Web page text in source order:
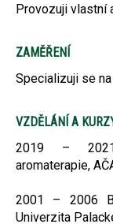
Provozuji vlastní
ZAMĚŘENÍ
Specializuji se
VZDĚLÁNÍ A
2019 – 2021
aromaterapie,
2001 – 2006
Univerzita